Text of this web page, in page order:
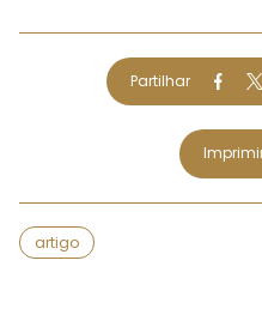
Partilhar
artigo